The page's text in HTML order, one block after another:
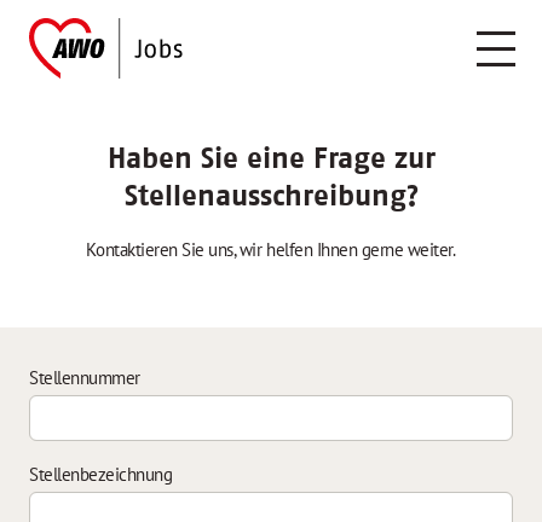
Haben Sie eine Frage zur
Stellenausschreibung?
Kontaktieren Sie uns, wir helfen Ihnen gerne weiter.
Stellennummer
Stellenbezeichnung